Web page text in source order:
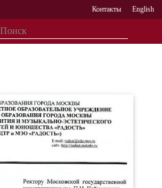
Контакты English